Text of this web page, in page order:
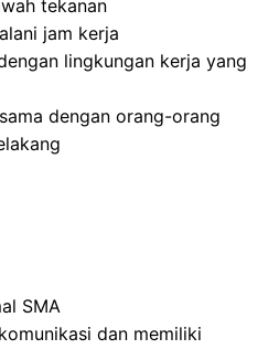
tekanan
jam kerja
lingkungan kerja yang
dengan orang-orang
SMA
dan memiliki